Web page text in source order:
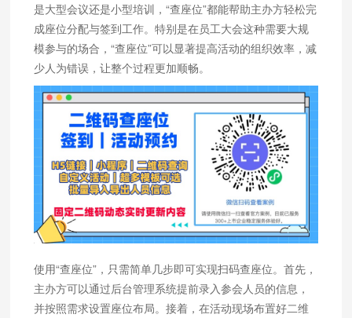
是大型会议还是小型培训，“查座位”都能帮助主办方轻松完
成座位分配与签到工作。特别是在员工大会这种需要大规
模参与的场合，“查座位”可以显著提高活动的组织效率，减
少人为错误，让整个过程更加顺畅。
使用“查座位”，只需简单几步即可实现扫码查座位。首先，
主办方可以通过后台管理系统提前录入参会人员的信息，
并按照需求设置座位布局。接着，在活动现场布置好二维